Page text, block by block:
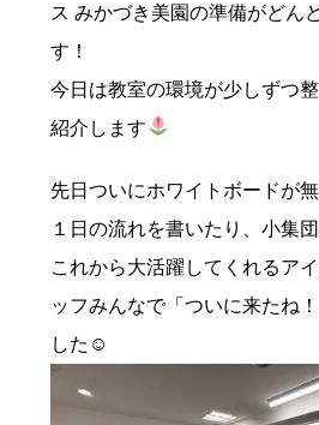
ス みかづき美園の準備がどん
す！
今日は教室の環境が少しずつ
紹介します
先日ついにホワイトボードが無
１日の流れを書いたり、小集
これから大活躍してくれるア
ッフみんなで「ついに来たね
した☺